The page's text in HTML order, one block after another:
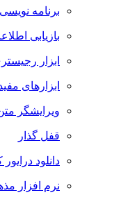
برنامه نویسی
بازیابی
ابزار
ابزارهای
ویرایشگر
قفل گذار
دانلود
نرم افزار